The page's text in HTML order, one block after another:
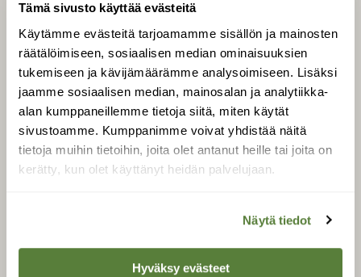
Tämä sivusto käyttää evästeitä
Käytämme evästeitä tarjoamamme sisällön ja mainosten
räätälöimiseen, sosiaalisen median ominaisuuksien
tukemiseen ja kävijämäärämme analysoimiseen. Lisäksi
jaamme sosiaalisen median, mainosalan ja analytiikka-
alan kumppaneillemme tietoja siitä, miten käytät
sivustoamme. Kumppanimme voivat yhdistää näitä
tietoja muihin tietoihin, joita olet antanut heille tai joita on
kerätty, kun olet käyttänyt heidän palvelujaan.
Näytä tiedot
Hyväksy evästeet
Tilaa digilukuoikeus
Äänestä parasta juttua
Tilaa uutiskirje
SUOMEN LUONNON­
SUOJELU­LIITTO
Suomen Luonto -lehden
luonnonsuojelu­liitto.